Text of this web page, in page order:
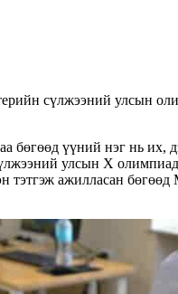
сүлжээний улсын
үүний нэг нь их,
улсын X
ажилласан